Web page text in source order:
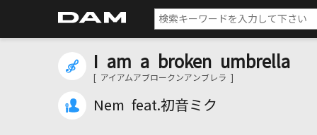
I am a broken umbrella
[ アイアムアブロークンアンブレラ ]
Nem feat.初音ミク